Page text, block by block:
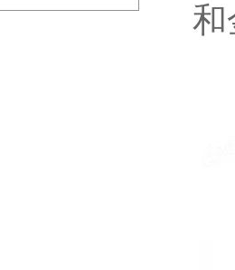
和